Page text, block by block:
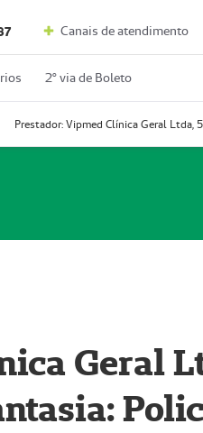
Canais de atendimento
2º via de Boleto
Geral